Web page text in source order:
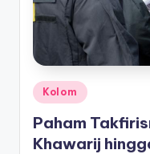
Posted
in
Kolom
Paham
Khawarij